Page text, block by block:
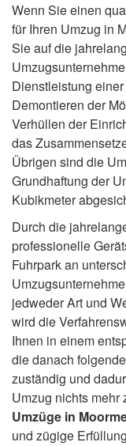
Wenn Sie einen
für Ihren Umzug in
Sie auf die
Dienstleistung
Demontieren der
Verhüllen der
das
Übrigen sind die
Grundhaftung der
Kubikmeter
Durch die
professionelle
Fuhrpark an
jedweder Art und
wird die
Ihnen in einem
die danach
zuständig und
Umzug nichts mehr
Umzüge in
und zügige